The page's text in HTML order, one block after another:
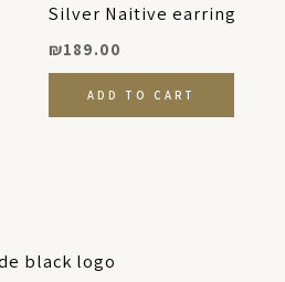
Silver Naitive earring
₪189.00
ADD TO CART